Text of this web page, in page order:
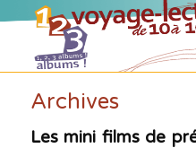
Archives
Les mini films de